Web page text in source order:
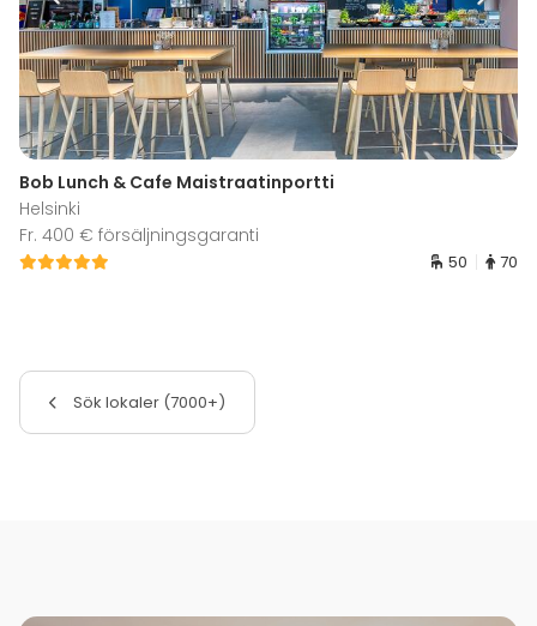
Bob Lunch & Cafe Maistraatinportti
Helsinki
Fr. 400 € försäljningsgaranti
50 70
Sök lokaler (7000+)